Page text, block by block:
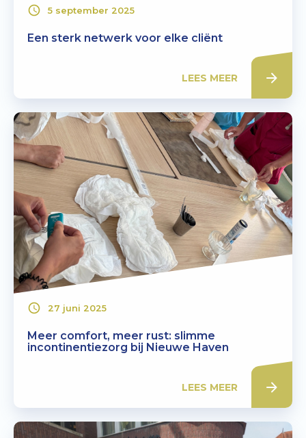
Een sterk netwerk voor elke cliënt
5 september 2025
LEES MEER
Meer comfort, meer rust: slimme
incontinentiezorg bij Nieuwe Haven
27 juni 2025
LEES MEER